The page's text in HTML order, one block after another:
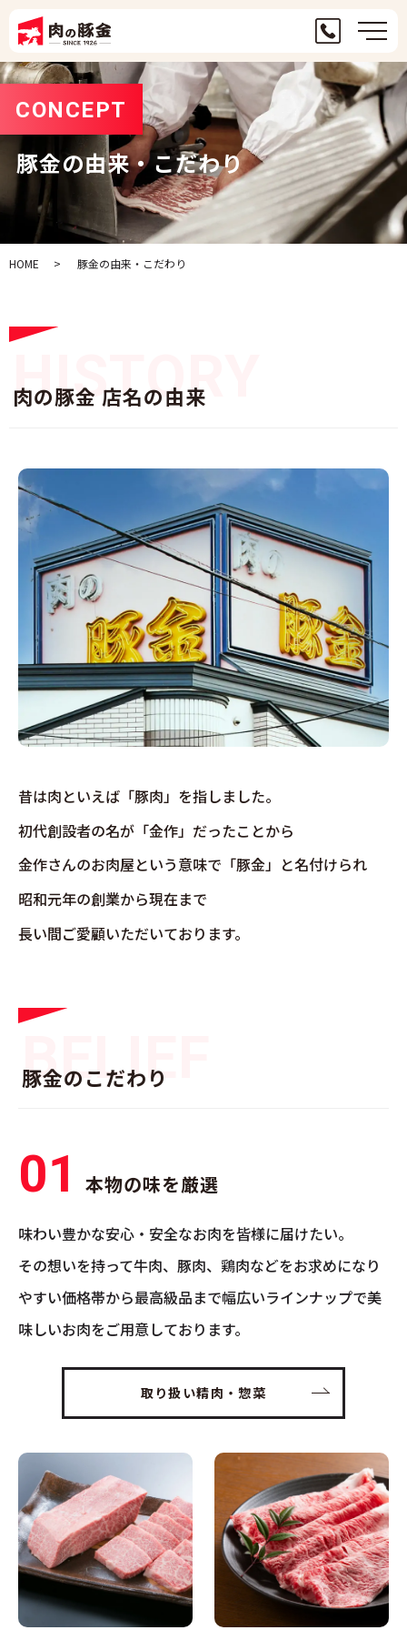
メ
CONCEPT
豚金の由来・こだわり
HOME 豚金の由来・こだわり
HISTORY
肉の豚金 店名の由来
昔は肉といえば「豚肉」を指しました。
初代創設者の名が「金作」だったことから
金作さんのお肉屋という意味で「豚金」と名付けられ
昭和元年の創業から現在まで
長い間ご愛顧いただいております。
BELIEF
豚金のこだわり
01 本物の味を厳選
味わい豊かな安心・安全なお肉を皆様に届けたい。
その想いを持って牛肉、豚肉、鶏肉などをお求めになり
やすい価格帯から最高級品まで幅広いラインナップで美
味しいお肉をご用意しております。
取り扱い精肉・惣菜